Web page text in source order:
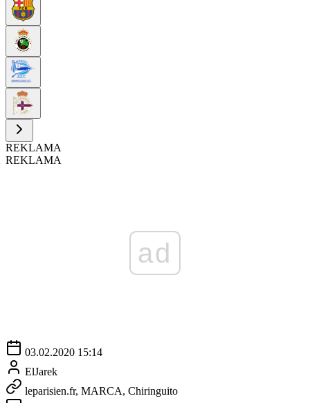
REKLAMA
REKLAMA
ad
03.02.2020 15:14
ElJarek
leparisien.fr, MARCA, Chiringuito